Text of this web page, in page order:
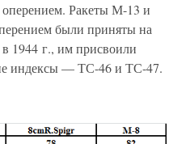
Ракеты М-13 и
были приняты на
1944 г., им присвоили
индексы — ТС-46 и ТС-47.